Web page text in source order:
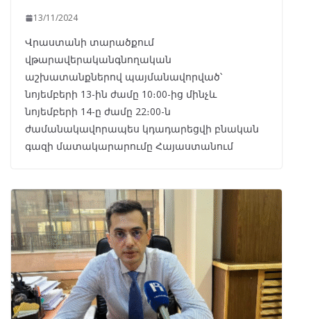
13/11/2024
Վրաստանի տարածքում
վթարավերականգնողական
աշխատանքներով պայմանավորված՝
նոյեմբերի 13-ին ժամը 10։00-ից մինչև
նոյեմբերի 14-ը ժամը 22։00-ն
ժամանակավորապես կդադարեցվի բնական
գազի մատակարարումը Հայաստանում